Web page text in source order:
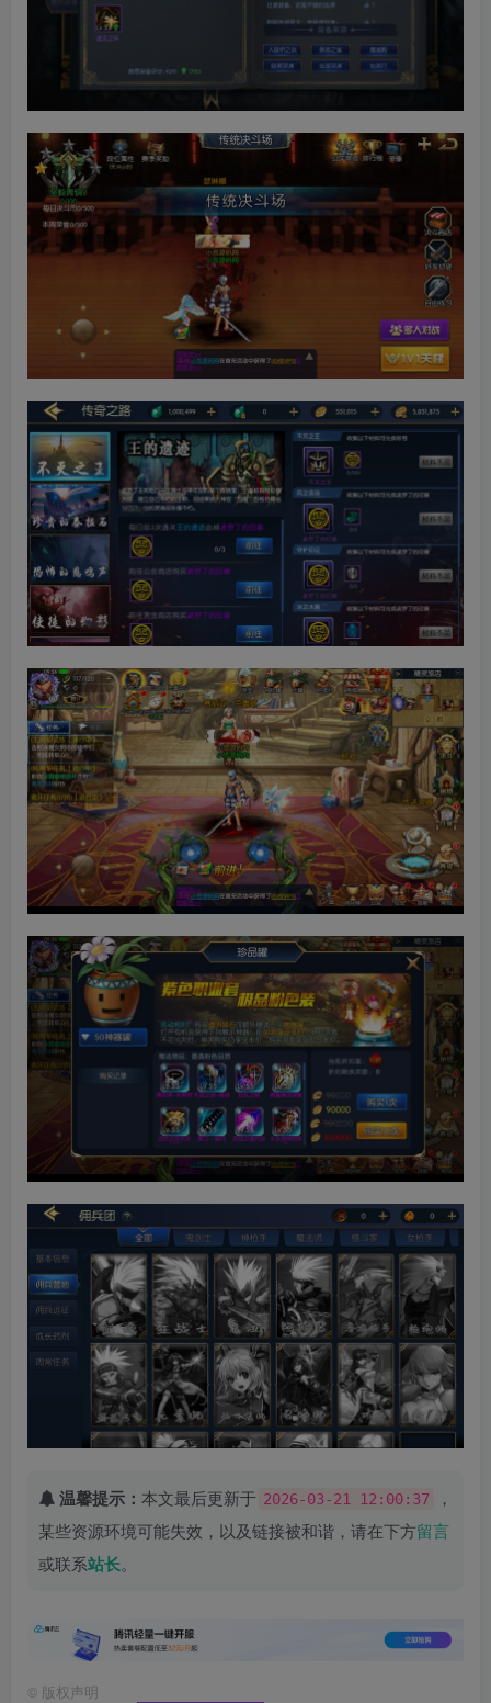
温馨提示： 本文最后更新于 2026-03-21 12:00:37
，
某些资源环境可能失效，以及链接被和谐，请在下方留言
或联系站长。
© 版权声明